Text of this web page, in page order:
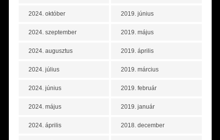
2024. október
2024. szeptember
2024. augusztus
2024. július
2024. június
2024. május
2024. április
2019. június
2019. május
2019. április
2019. március
2019. február
2019. január
2018. december